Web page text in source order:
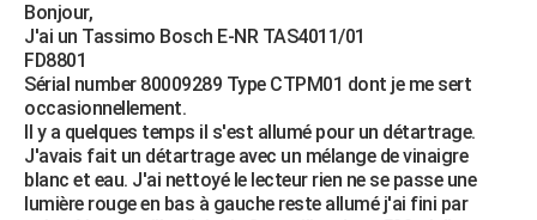
Mobiles
Meilleur smartphone
Internet
Ordinateurs
Jeux vidéo
Guide high-tech
+BRICOLAGE
Forum
Aménagement intérieur
Extérieur
Cuisine
Salle de bains
Jardinage
Rangement
WEEK-END
Guides de France
Escapades
Patrimoine
Expositions
Musées
Week-end nature
+LIFESTYLE
Art de vivre
Bien-être
Loisirs
Mode
Modes de vie
SANTE
Alimentation
Guide de la santé
Maladies
Médicaments
Sommeil
Bonjour,
J'ai un Tassimo Bosch E-NR TAS4011/01
FD8801
Sérial number 80009289 Type CTPM01 dont je me sert
occasionnellement.
Il y a quelques temps il s'est allumé pour un détartrage.
J'avais fait un détartrage avec un mélange de vinaigre
blanc et eau. J'ai nettoyé le lecteur rien ne se passe une
lumière rouge en bas à gauche reste allumé j'ai fini par